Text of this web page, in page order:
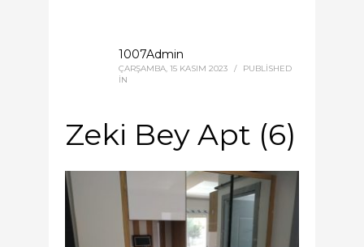
1007Admin
ÇARŞAMBA, 15 KASIM 2023 /
PUBLISHED
IN
Zeki Bey Apt (6)